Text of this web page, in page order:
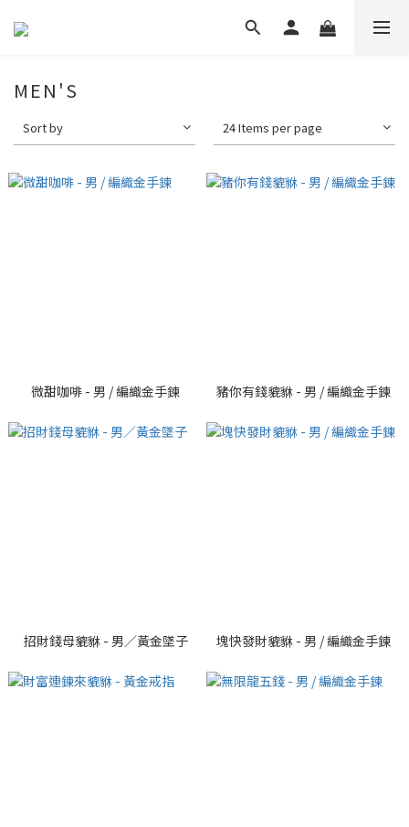
MEN'S
Sort by 24 Items per page
微甜咖啡 - 男 / 編織金手鍊 豬你有錢貔貅 - 男 / 編織金手鍊
招財錢母貔貅 - 男／黃金墜子 塊快發財貔貅 - 男 / 編織金手鍊